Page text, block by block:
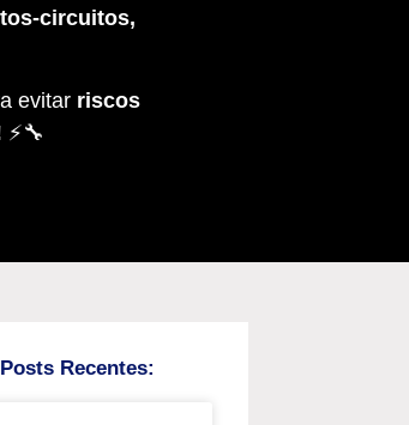
circuitos,
evitar riscos
⚡🔧
Posts Recentes: